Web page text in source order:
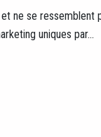
ne se ressemblent
uniques par...